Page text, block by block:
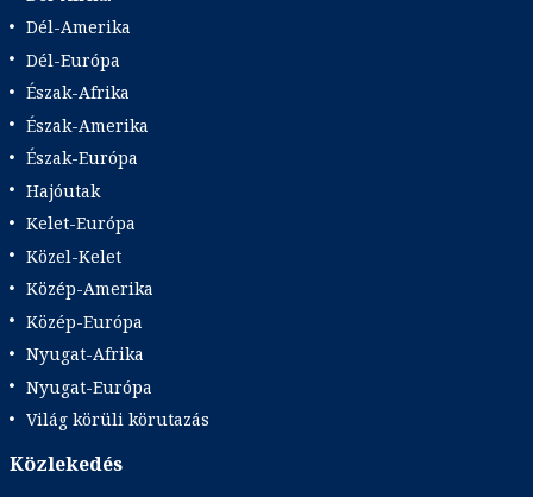
Dél-Amerika
Dél-Európa
Észak-Afrika
Észak-Amerika
Észak-Európa
Hajóutak
Kelet-Európa
Közel-Kelet
Közép-Amerika
Közép-Európa
Nyugat-Afrika
Nyugat-Európa
Világ körüli körutazás
Közlekedés